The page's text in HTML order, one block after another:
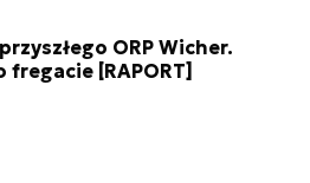
ORP Wicher.
[RAPORT]